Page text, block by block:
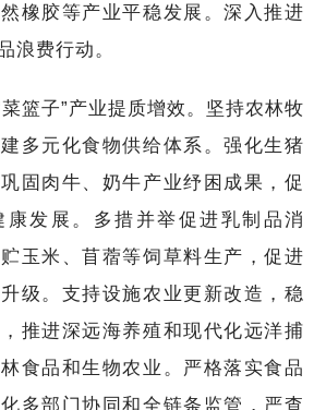
橡胶等产业平稳发展。深入推进
浪费行动。
菜篮子”产业提质增效。坚持农林牧
多元化食物供给体系。强化生猪
固肉牛、奶牛产业纾困成果，促
康发展。多措并举促进乳制品消
玉米、苜蓿等饲草料生产，促进
级。支持设施农业更新改造，稳
推进深远海养殖和现代化远洋捕
食品和生物农业。严格落实食品
多部门协同和全链条监管，严查